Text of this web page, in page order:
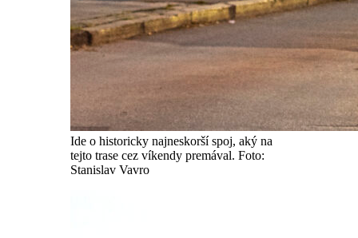
Ide o historicky najneskorší spoj, aký na
tejto trase cez víkendy premával. Foto:
Stanislav Vavro